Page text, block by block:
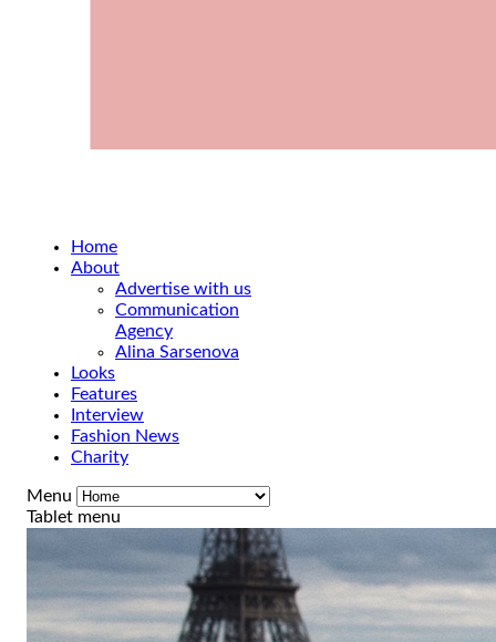
Home
About
Advertise with us
Communication
Agency
Alina Sarsenova
Looks
Features
Interview
Fashion News
Charity
Menu
Tablet menu